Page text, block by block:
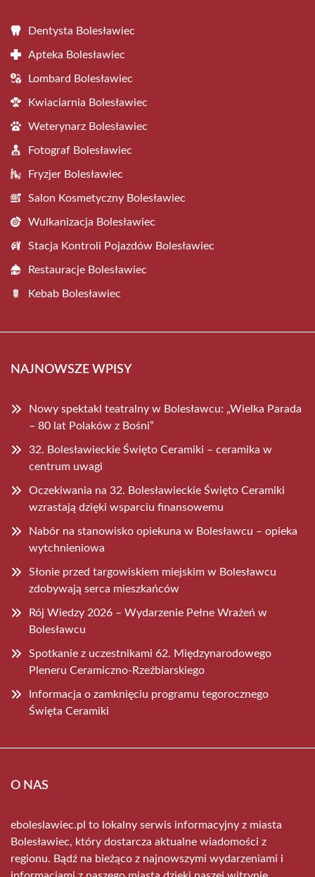
Dentysta Bolesławiec
Apteka Bolesławiec
Lombard Bolesławiec
Kwiaciarnia Bolesławiec
Weterynarz Bolesławiec
Fotograf Bolesławiec
Fryzjer Bolesławiec
Salon Kosmetyczny Bolesławiec
Wulkanizacja Bolesławiec
Stacja Kontroli Pojazdów Bolesławiec
Restauracje Bolesławiec
Kebab Bolesławiec
NAJNOWSZE WPISY
Nowy spektakl teatralny w Bolesławcu: „Wielka Parada
– 80 lat Polaków z Bośni”
32. Bolesławieckie Święto Ceramiki – ceramika w
centrum uwagi
Oczekiwania na 32. Bolesławieckie Święto Ceramiki
wzrastają dzięki wsparciu finansowemu
Nabór na stanowisko opiekuna w Bolesławcu – opieka
wytchnieniowa
Słonie przed targowiskiem miejskim w Bolesławcu
zdobywają serca mieszkańców
Rój Wiedzy 2026 – Wydarzenie Pełne Wrażeń w
Bolesławcu
Spotkanie z uczestnikami 62. Międzynarodowego
Pleneru Ceramiczno-Rzeźbiarskiego
Informacja o zamknięciu programu tegorocznego
Święta Ceramiki
O NAS
eboleslawiec.pl to lokalny serwis informacyjny z miasta
Bolesławiec, który dostarcza aktualne wiadomości z
regionu. Bądź na bieżąco z najnowszymi wydarzeniami i